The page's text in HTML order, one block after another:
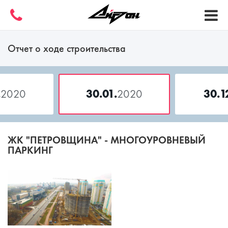
Отчет о ходе строительства
2020 30.01.2020
ЖК "ПЕТРОВЩИНА" - МНОГОУРОВНЕВЫЙ
ПАРКИНГ